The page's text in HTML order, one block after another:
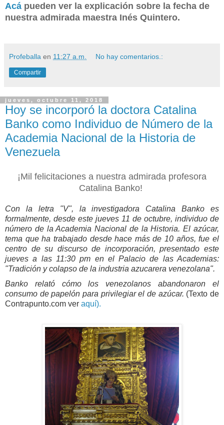
Acá pueden ver la explicación sobre la fecha de
nuestra admirada maestra Inés Quintero.
Profeballa en 11:27 a.m. No hay comentarios.:
Compartir
jueves, octubre 11, 2018
Hoy se incorporó la doctora Catalina
Banko como Individuo de Número de la
Academia Nacional de la Historia de
Venezuela
¡Mil felicitaciones a nuestra admirada profesora
Catalina Banko!
Con la letra "V", la investigadora Catalina Banko es
formalmente, desde este jueves 11 de octubre, individuo de
número de la Academia Nacional de la Historia. El azúcar,
tema que ha trabajado desde hace más de 10 años, fue el
centro de su discurso de incorporación, presentado este
jueves a las 11:30 pm en el Palacio de las Academias:
"Tradición y colapso de la industria azucarera venezolana".
Banko relató cómo los venezolanos abandonaron el
consumo de papelón para privilegiar el de azúcar. (Texto de
Contrapunto.com ver aquí).